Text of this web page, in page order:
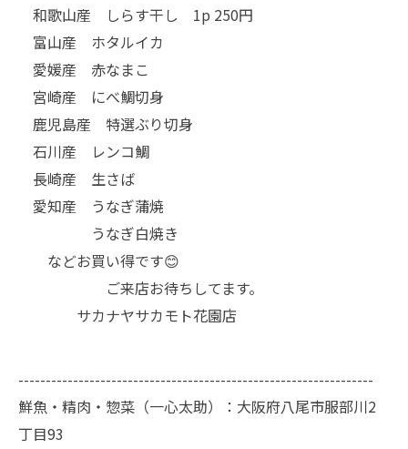
和歌山産 しらす干し 1p 250円
富山産 ホタルイカ
愛媛産 赤なまこ
宮崎産 にべ鯛切身
鹿児島産 特選ぶり切身
石川産 レンコ鯛
長崎産 生さば
愛知産 うなぎ蒲焼
うなぎ白焼き
などお買い得です😊
ご来店お待ちしてます。
サカナヤサカモト花園店
-----------------------------------------------------------------
鮮魚・精肉・惣菜（一心太助）：大阪府八尾市服部川2
丁目93